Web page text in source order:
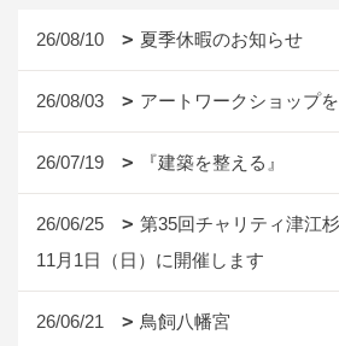
26/08/10 夏季休暇のお知らせ
26/08/03 アートワークショップ
26/07/19 『建築を整える』
26/06/25
第35回チャリティ津江
11月1日（日）に開催します
26/06/21 鳥飼八幡宮